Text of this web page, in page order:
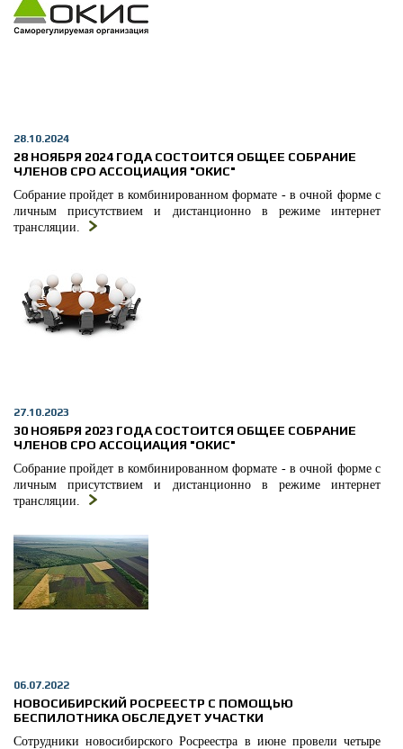
28.10.2024
28 НОЯБРЯ 2024 ГОДА СОСТОИТСЯ ОБЩЕЕ СОБРАНИЕ
ЧЛЕНОВ СРО АССОЦИАЦИЯ "ОКИС"
Собрание пройдет в комбинированном формате - в очной форме с
личным присутствием и дистанционно в режиме интернет
трансляции.
27.10.2023
30 НОЯБРЯ 2023 ГОДА СОСТОИТСЯ ОБЩЕЕ СОБРАНИЕ
ЧЛЕНОВ СРО АССОЦИАЦИЯ "ОКИС"
Собрание пройдет в комбинированном формате - в очной форме с
личным присутствием и дистанционно в режиме интернет
трансляции.
06.07.2022
НОВОСИБИРСКИЙ РОСРЕЕСТР С ПОМОЩЬЮ
БЕСПИЛОТНИКА ОБСЛЕДУЕТ УЧАСТКИ
Сотрудники новосибирского Росреестра в июне провели четыре